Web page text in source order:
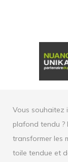
Vous souhaitez
plafond tendu ?
transformer les
toile tendue et